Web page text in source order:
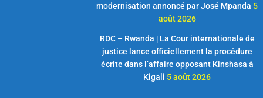
modernisation annoncé par José Mpanda 5
août 2026
RDC – Rwanda | La Cour internationale de
justice lance officiellement la procédure
écrite dans l’affaire opposant Kinshasa à
Kigali 5 août 2026